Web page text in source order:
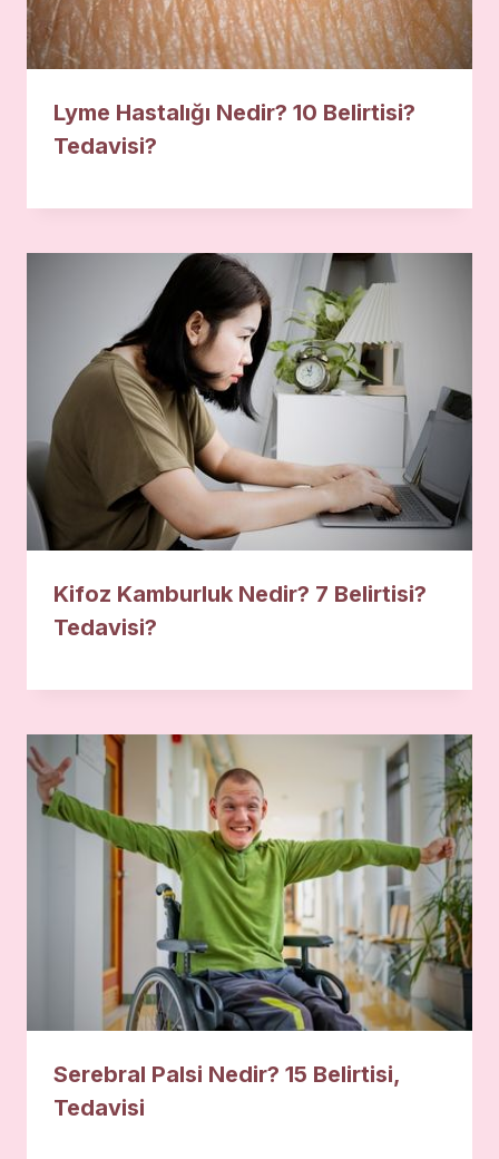
Lyme Hastalığı Nedir? 10 Belirtisi?
Tedavisi?
Kifoz Kamburluk Nedir? 7 Belirtisi?
Tedavisi?
Serebral Palsi Nedir? 15 Belirtisi,
Tedavisi